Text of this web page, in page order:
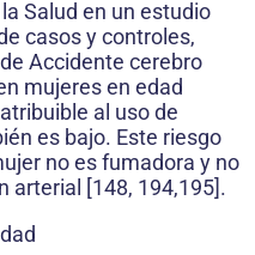
Salud en un estudio
casos y controles,
Accidente cerebro
mujeres en edad
al uso de
es bajo. Este riesgo
no es fumadora y no
arterial [148, 194,195].